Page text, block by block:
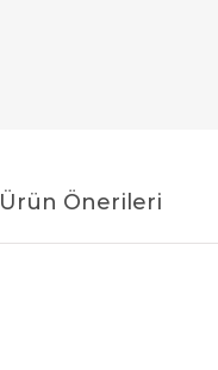
Ürün Önerileri